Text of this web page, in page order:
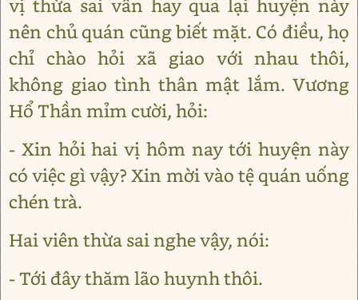
vị thừa sai vẫn hay qua lại huyện này
nên chủ quán cũng biết mặt. Có điều, họ
chỉ chào hỏi xã giao với nhau thôi,
không giao tình thân mật lắm. Vương
Hổ Thần mỉm cười, hỏi:
- Xin hỏi hai vị hôm nay tới huyện này
có việc gì vậy? Xin mời vào tệ quán uống
chén trà.
Hai viên thừa sai nghe vậy, nói:
- Tới đây thăm lão huynh thôi.